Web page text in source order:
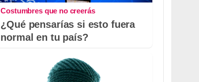
Costumbres que no creerás
¿Qué pensarías si esto fuera
normal en tu país?